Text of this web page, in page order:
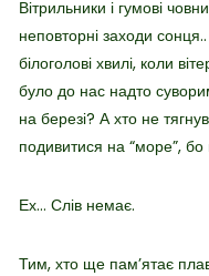
Вітрильники і гумові
неповторні заходи
білоголові хвилі, коли
було до нас надто
на березі? А хто не
подивитися на “море”,
Ех… Слів немає.
Тим, хто ще пам’ятає